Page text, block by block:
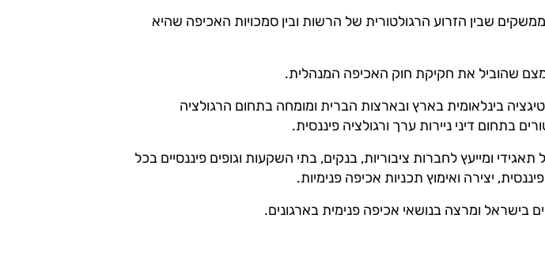
שבין הזרוע הרגולטורית של הרשות ובין סמכויות האכיפה שהיא
שהוביל את חקיקת חוק האכיפה המנהלית.
בינלאומית בארץ ובארצות הברית ומומחה בתחום הרגולציה
ומייעץ לחברות ציבוריות, בנקים, בתי השקעות וגופים פיננסיים בכל
יצירה ואימוץ תכניות אכיפה פנימיות.
בישראל ומרצה בנושאי אכיפה פנימית בארגונים.